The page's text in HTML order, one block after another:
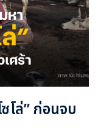
โล่” ก่อนจบ